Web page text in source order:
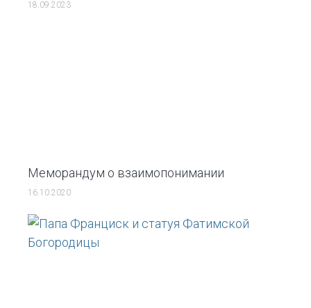
18.09.2023
Меморандум о взаимопонимании
16.10.2020